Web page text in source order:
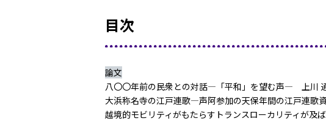
目次
論文
八〇〇年前の民衆との対話―「平和」を望む声― 上川
大浜称名寺の江戸連歌―声阿参加の天保年間の江戸連
越境的モビリティがもたらすトランスローカリティが